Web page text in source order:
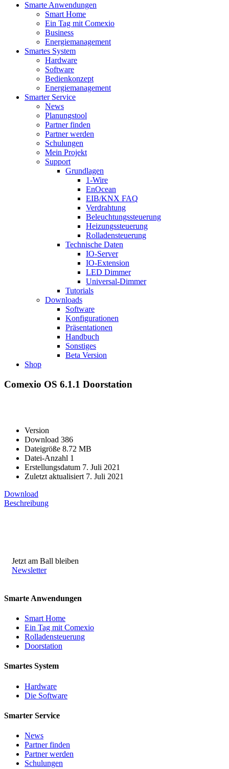
Smarte Anwendungen
Smart Home
Ein Tag mit Comexio
Business
Energiemanagement
Smartes System
Hardware
Software
Bedienkonzept
Energiemanagement
Smarter Service
News
Planungstool
Partner finden
Partner werden
Schulungen
Mein Projekt
Support
Grundlagen
1-Wire
EnOcean
EIB/KNX FAQ
Verdrahtung
Beleuchtungssteuerung
Heizungssteuerung
Rolladensteuerung
Technische Daten
IO-Server
IO-Extension
LED Dimmer
Universal-Dimmer
Tutorials
Downloads
Software
Konfigurationen
Präsentationen
Handbuch
Sonstiges
Beta Version
Shop
Comexio OS 6.1.1 Doorstation
Version
Download 386
Dateigröße 8.72 MB
Datei-Anzahl 1
Erstellungsdatum 7. Juli 2021
Zuletzt aktualisiert 7. Juli 2021
Download
Beschreibung
Jetzt am Ball bleiben
Newsletter
Smarte Anwendungen
Smart Home
Ein Tag mit Comexio
Rolladensteuerung
Doorstation
Smartes System
Hardware
Die Software
Smarter Service
News
Partner finden
Partner werden
Schulungen